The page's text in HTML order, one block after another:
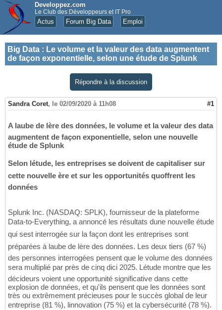
Developpez.com
Le Club des Développeurs et IT Pro
Actus Forum Big Data Emploi
Big Data : Le volume et la valeur des data augmentent
de façon exponentielle, selon une étude de Splunk
Répondre à la discussion
Sandra Coret, le 02/09/2020 à 11h08 #1
A laube de lère des données, le volume et la valeur des data
augmentent de façon exponentielle, selon une nouvelle
étude de Splunk
Selon létude, les entreprises se doivent de capitaliser sur
cette nouvelle ère et sur les opportunités quoffrent les
données
Splunk Inc. (NASDAQ: SPLK), fournisseur de la plateforme
Data-to-Everything, a annoncé les résultats dune nouvelle étude
qui sest interrogée sur la façon dont les entreprises sont
préparées à laube de lère des données. Les deux tiers (67 %)
des personnes interrogées pensent que le volume des données
sera multiplié par près de cinq dici 2025. Létude montre que les
décideurs voient une opportunité significative dans cette
explosion de données, et qu'ils pensent que les données sont
très ou extrêmement précieuses pour le succès global de leur
entreprise (81 %), linnovation (75 %) et la cybersécurité (78 %).